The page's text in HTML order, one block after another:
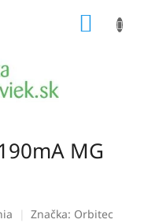
MG
Značka: Orbitec